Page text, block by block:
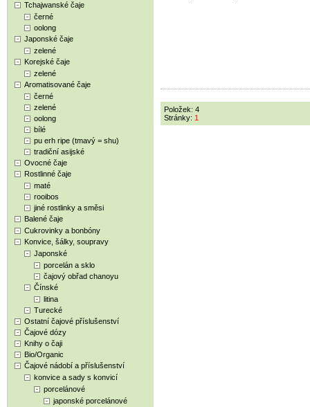
Tchajwanské čaje
černé
oolong
Japonské čaje
zelené
Korejské čaje
zelené
Aromatisované čaje
černé
zelené
oolong
bílé
pu erh ripe (tmavý = shu)
tradiční asijské
Ovocné čaje
Rostlinné čaje
maté
rooibos
jiné rostlinky a směsi
Balené čaje
Cukrovinky a bonbóny
Konvice, šálky, soupravy
Japonské
porcelán a sklo
čajový obřad chanoyu
Čínské
litina
Turecké
Ostatní čajové příslušenství
Čajové dózy
Knihy o čaji
Bio/Organic
Čajové nádobí a příslušenství
konvice a sady s konvicí
porcelánové
japonské porcelánové
Položek: 4
Stránky: 1